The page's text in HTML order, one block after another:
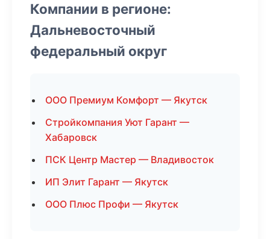
Компании в регионе:
Дальневосточный
федеральный округ
ООО Премиум Комфорт — Якутск
Стройкомпания Уют Гарант —
Хабаровск
ПСК Центр Мастер — Владивосток
ИП Элит Гарант — Якутск
ООО Плюс Профи — Якутск